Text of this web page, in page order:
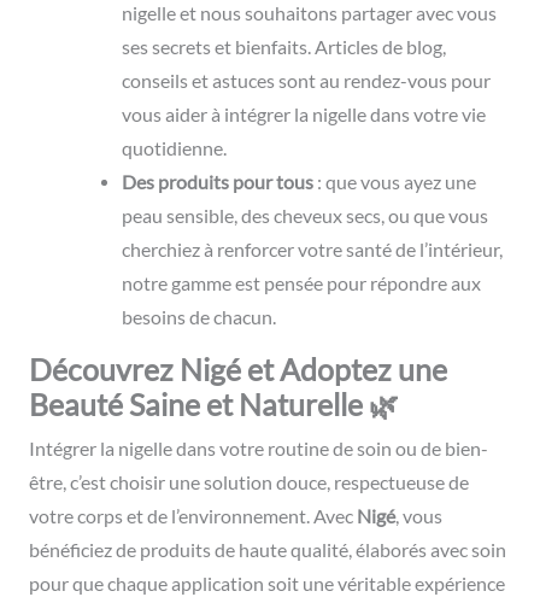
nigelle et nous souhaitons partager avec vous
ses secrets et bienfaits. Articles de blog,
conseils et astuces sont au rendez-vous pour
vous aider à intégrer la nigelle dans votre vie
quotidienne.
Des produits pour tous : que vous ayez une
peau sensible, des cheveux secs, ou que vous
cherchiez à renforcer votre santé de l’intérieur,
notre gamme est pensée pour répondre aux
besoins de chacun.
Découvrez Nigé et Adoptez une
Beauté Saine et Naturelle 🌿
Intégrer la nigelle dans votre routine de soin ou de bien-
être, c’est choisir une solution douce, respectueuse de
votre corps et de l’environnement. Avec Nigé, vous
bénéficiez de produits de haute qualité, élaborés avec soin
pour que chaque application soit une véritable expérience